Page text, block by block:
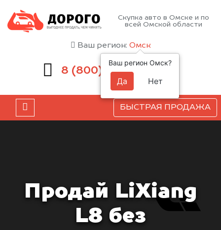
Скупка авто в Омске и по
всей Омской области
Ваш регион: Омск
8 (800) 551-81-15
БЫСТРАЯ ПРОДАЖА
Продай LiXiang
L8 без
Ваш регион Омск?
Да Нет